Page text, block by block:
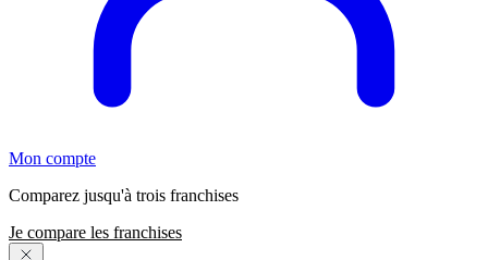
Mon compte
Comparez jusqu'à trois franchises
Je compare les franchises